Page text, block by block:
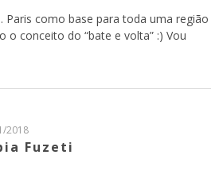
como base para toda uma região
o conceito do “bate e volta” :) Vou
2018
Fuzeti